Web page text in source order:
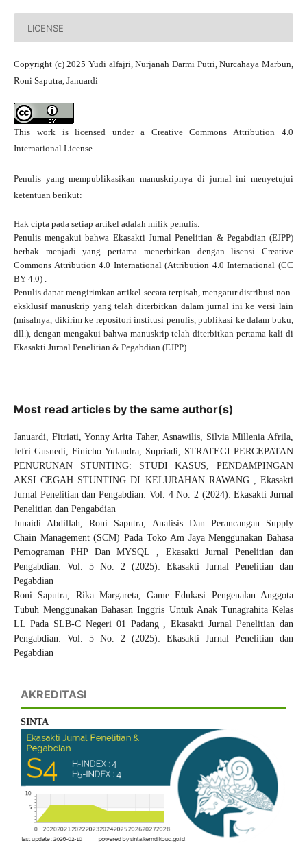
LICENSE
Copyright (c) 2025 Yudi alfajri, Nurjanah Darmi Putri, Nurcahaya Marbun,
Roni Saputra, Januardi
This work is licensed under a Creative Commons Attribution 4.0
International License.
Penulis yang mempublikasikan manuskripnya di jurnal ini menyetujui
ketentuan berikut:
Hak cipta pada setiap artikel adalah milik penulis.
Penulis mengakui bahwa Ekasakti Jurnal Penelitian & Pegabdian (EJPP)
berhak menjadi yang pertama menerbitkan denganlisensi Creative
Commons Attribution 4.0 International(Attribution 4.0 International (CC
BY 4.0) .
Penulis dapat mengirimkan artikel secara terpisah, mengatur distribusi non-
eksklusif manuskrip yang telah diterbitkan dalam jurnal ini ke versi lain
(misalnya, dikirim ke repositori institusi penulis, publikasi ke dalam buku,
dll.), dengan mengakui bahwa manuskrip telah diterbitkan pertama kali di
Ekasakti Jurnal Penelitian & Pegabdian (EJPP).
Most read articles by the same author(s)
Januardi, Fitriati, Yonny Arita Taher, Asnawilis, Silvia Millenia Afrila,
Jefri Gusnedi, Finicho Yulandra, Supriadi, STRATEGI PERCEPATAN
PENURUNAN STUNTING: STUDI KASUS, PENDAMPINGAN
AKSI CEGAH STUNTING DI KELURAHAN RAWANG ,Ekasakti
Jurnal Penelitian dan Pengabdian: Vol. 4 No. 2 (2024): Ekasakti Jurnal
Penelitian dan Pengabdian
Junaidi Abdillah, Roni Saputra, Analisis Dan Perancangan Supply
Chain Management (SCM) Pada Toko Am Jaya Menggunakan Bahasa
Pemograman PHP Dan MYSQL , Ekasakti Jurnal Penelitian dan
Pengabdian: Vol. 5 No. 2 (2025): Ekasakti Jurnal Penelitian dan
Pegabdian
Roni Saputra, Rika Margareta,Game Edukasi Pengenalan Anggota
Tubuh Menggunakan Bahasan Inggris Untuk Anak Tunagrahita Kelas
LL Pada SLB-C Negeri 01 Padang ,Ekasakti Jurnal Penelitian dan
Pengabdian: Vol. 5 No. 2 (2025): Ekasakti Jurnal Penelitian dan
Pegabdian
AKREDITASI
SINTA